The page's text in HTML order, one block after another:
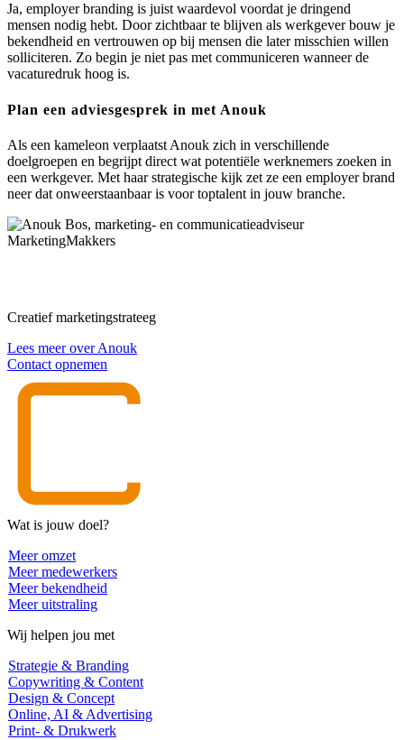
Ja, employerbranding is juist waardevol voordat je dringend
mensen nodig hebt. Door zichtbaar te blijven als werkgever bouw je
bekendheid en vertrouwen op bij mensen die later misschien willen
solliciteren. Zo begin je niet pas met communiceren wanneer de
vacaturedruk hoog is.
Plan een adviesgesprek in met Anouk
Als een kameleon verplaatst Anouk zich in verschillende
doelgroepen en begrijpt direct wat potentiële werknemers zoeken in
een werkgever. Met haar strategische kijk zet ze een employer brand
neer dat onweerstaanbaar is voor toptalent in jouw branche.
Creatief marketingstrateeg
Lees meer over Anouk
Contact opnemen
Wat is jouw doel?
Meer omzet
Meer medewerkers
Meer bekendheid
Meer uitstraling
Wij helpen jou met
Strategie & Branding
Copywriting & Content
Design & Concept
Online, AI & Advertising
Print- & Drukwerk